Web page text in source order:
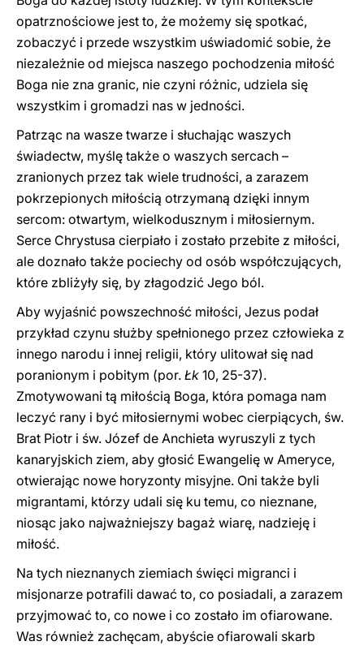
opatrznościowe jest to, że możemy się spotkać,
zobaczyć i przede wszystkim uświadomić sobie, że
niezależnie od miejsca naszego pochodzenia miłość
Boga nie zna granic, nie czyni różnic, udziela się
wszystkim i gromadzi nas w jedności.
Patrząc na wasze twarze i słuchając waszych
świadectw, myślę także o waszych sercach –
zranionych przez tak wiele trudności, a zarazem
pokrzepionych miłością otrzymaną dzięki innym
sercom: otwartym, wielkodusznym i miłosiernym.
Serce Chrystusa cierpiało i zostało przebite z miłości,
ale doznało także pociechy od osób współczujących,
które zbliżyły się, by złagodzić Jego ból.
Aby wyjaśnić powszechność miłości, Jezus podał
przykład czynu służby spełnionego przez człowieka z
innego narodu i innej religii, który ulitował się nad
poranionym i pobitym (por. Łk 10, 25-37).
Zmotywowani tą miłością Boga, która pomaga nam
leczyć rany i być miłosiernymi wobec cierpiących, św.
Brat Piotr i św. Józef de Anchieta wyruszyli z tych
kanaryjskich ziem, aby głosić Ewangelię w Ameryce,
otwierając nowe horyzonty misyjne. Oni także byli
migrantami, którzy udali się ku temu, co nieznane,
niosąc jako najważniejszy bagaż wiarę, nadzieję i
miłość.
Na tych nieznanych ziemiach święci migranci i
misjonarze potrafili dawać to, co posiadali, a zarazem
przyjmować to, co nowe i co zostało im ofiarowane.
Was również zachęcam, abyście ofiarowali skarb